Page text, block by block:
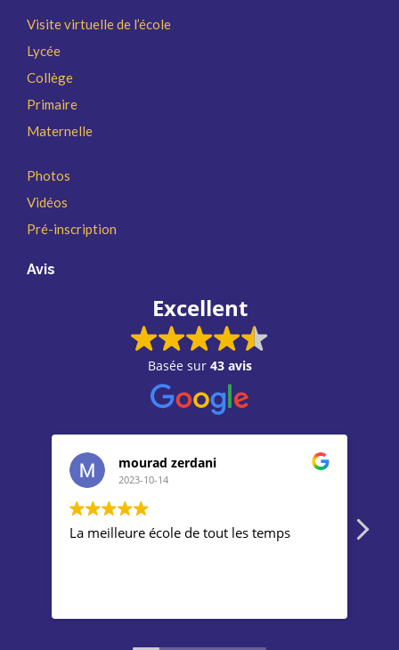
Visite virtuelle de l’école
Lycée
Collège
Primaire
Maternelle
Photos
Vidéos
Pré-inscription
Avis
Excellent
Basée sur 43 avis
mourad zerdani
2023-10-14
La meilleure école de tout les temps